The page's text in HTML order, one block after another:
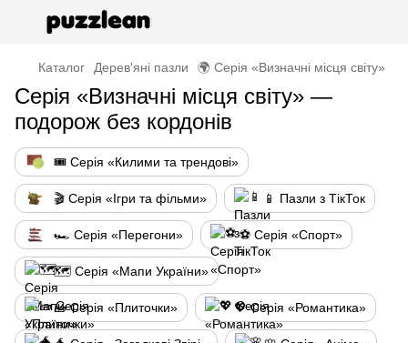
Каталог Дерев'яні пазли 🌍 Серія «Визначні місця світу»
Серія «Визначні місця світу» —
подорож без кордонів
🎟️ Серія «Килими та трендові»
🎬 Серія «Ігри та фільми» 📱 Пазли з ТікТок
🏎️ Серія «Перегони» ⚽ Серія «Спорт»
🗺️ Серія «Мапи України»
🧱 Серія «Плиточки» 💖 Серія «Романтика»